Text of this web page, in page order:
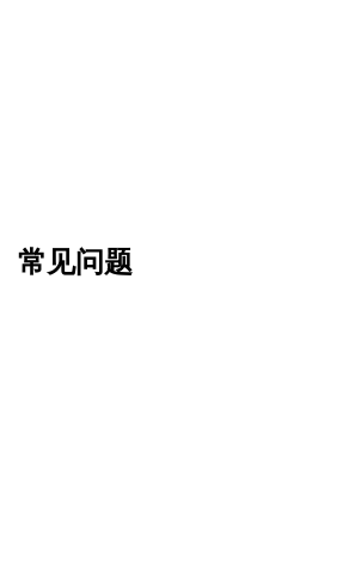
常见问题